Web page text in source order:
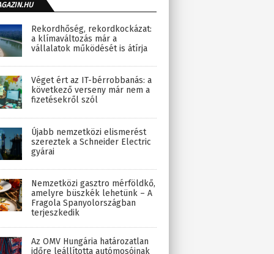
Rekordhőség, rekordkockázat:
a klímaváltozás már a
vállalatok működését is átírja
Véget ért az IT-bérrobbanás: a
következő verseny már nem a
fizetésekről szól
Újabb nemzetközi elismerést
szereztek a Schneider Electric
gyárai
Nemzetközi gasztro mérföldkő,
amelyre büszkék lehetünk – A
Fragola Spanyolországban
terjeszkedik
Az OMV Hungária határozatlan
időre leállította autómosóinak